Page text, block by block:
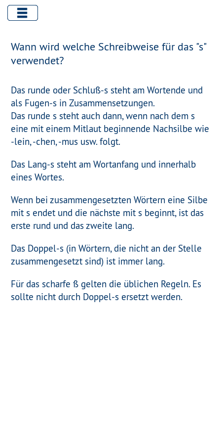
Wann wird welche Schreibweise für das "s"
verwendet?
Das runde oder Schluß-s steht am Wortende und
als Fugen-s in Zusammensetzungen.
Das runde s steht auch dann, wenn nach dem s
eine mit einem Mitlaut beginnende Nachsilbe wie
-lein, -chen, -mus usw. folgt.
Das Lang-s steht am Wortanfang und innerhalb
eines Wortes.
Wenn bei zusammengesetzten Wörtern eine Silbe
mit s endet und die nächste mit s beginnt, ist das
erste rund und das zweite lang.
Das Doppel-s (in Wörtern, die nicht an der Stelle
zusammengesetzt sind) ist immer lang.
Für das scharfe ß gelten die üblichen Regeln. Es
sollte nicht durch Doppel-s ersetzt werden.